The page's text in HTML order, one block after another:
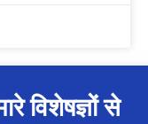
विशेषज्ञों से